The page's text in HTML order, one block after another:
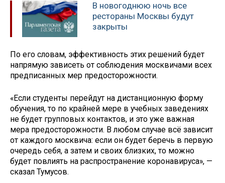
В новогоднюю ночь все
рестораны Москвы будут
закрыты
По его словам, эффективность этих решений будет
напрямую зависеть от соблюдения москвичами всех
предписанных мер предосторожности.
«Если студенты перейдут на дистанционную форму
обучения, то по крайней мере в учебных заведениях
не будет групповых контактов, и это уже важная
мера предосторожности. В любом случае всё зависит
от каждого москвича: если он будет беречь в первую
очередь себя, а затем и своих близких, то можно
будет повлиять на распространение коронавируса», —
сказал Тумусов.